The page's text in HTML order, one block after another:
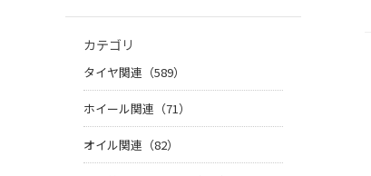
カテゴリ
タイヤ関連（589）
ホイール関連（71）
オイル関連（82）